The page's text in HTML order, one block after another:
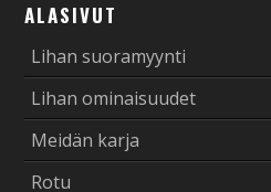
ALASIVUT
Lihan suoramyynti
Lihan ominaisuudet
Meidän karja
Rotu